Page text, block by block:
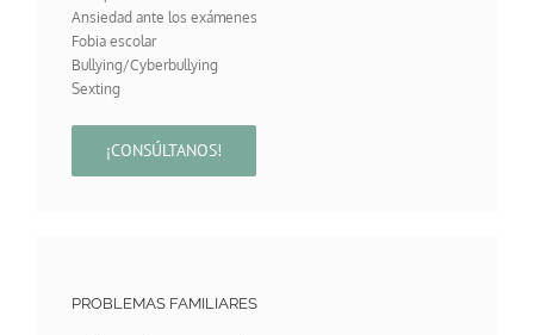
Ansiedad ante los exámenes
Fobia escolar
Bullying/Cyberbullying
Sexting
¡CONSÚLTANOS!
PROBLEMAS FAMILIARES